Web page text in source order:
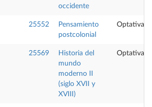
occidente
25552
Pensamiento
postcolonial
Optativa
25569
Historia del
mundo
moderno II
(siglo XVII y
XVIII)
Optativa